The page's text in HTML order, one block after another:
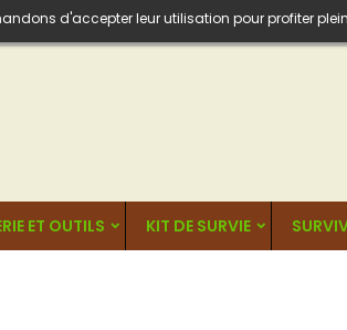
d'accepter leur utilisation pour profiter
ET OUTILS KIT DE SURVIE